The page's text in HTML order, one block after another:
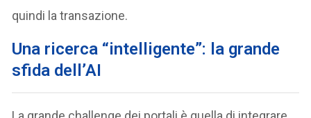
quindi la transazione.
Una ricerca “intelligente”: la grande
sfida dell’AI